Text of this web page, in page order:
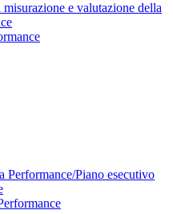
misurazione e valutazione della
Performance/Piano esecutivo